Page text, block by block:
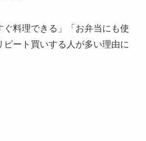
ぐ料理できる」「お弁当にも使
ピート買いする人が多い理由に